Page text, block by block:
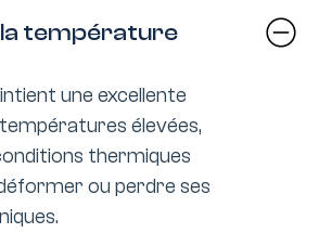
la température
une excellente
élevées,
thermiques
ou perdre ses